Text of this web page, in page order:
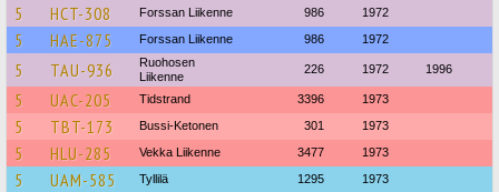
5 HCT-308 Forssan Liikenne 986 1972
5 HAE-875 Forssan Liikenne 986 1972
5 TAU-936
Ruohosen
Liikenne
226 1972 1996
5 UAC-205 Tidstrand 3396 1973
5 TBT-173 Bussi-Ketonen 301 1973
5 HLU-285 Vekka Liikenne 3477 1973
5 UAM-585 Tyllilä 1295 1973